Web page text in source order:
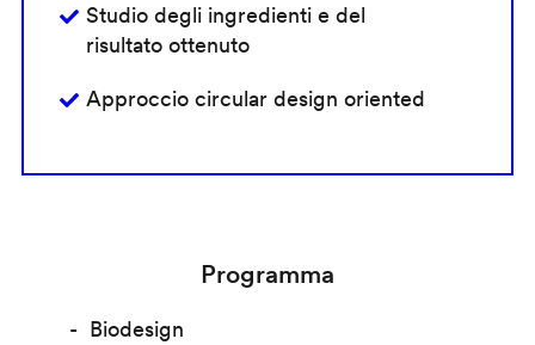
Studio degli ingredienti e del
risultato ottenuto
Approccio circular design oriented
Programma
Biodesign